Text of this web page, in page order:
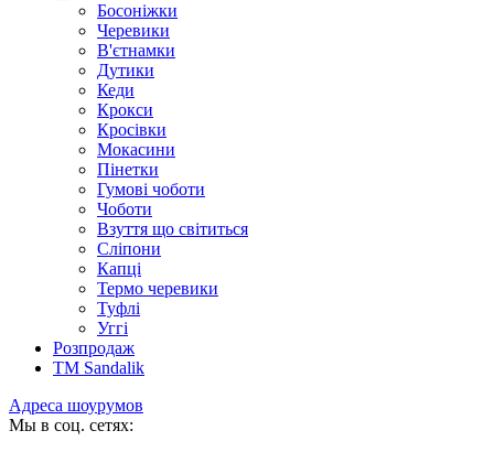
Босоніжки
Черевики
В'єтнамки
Дутики
Кеди
Крокси
Кросівки
Мокасини
Пінетки
Гумові чоботи
Чоботи
Взуття що світиться
Сліпони
Капці
Термо черевики
Туфлі
Уггі
Розпродаж
TM Sandalik
Адреса шоурумов
Мы в соц. сетях: